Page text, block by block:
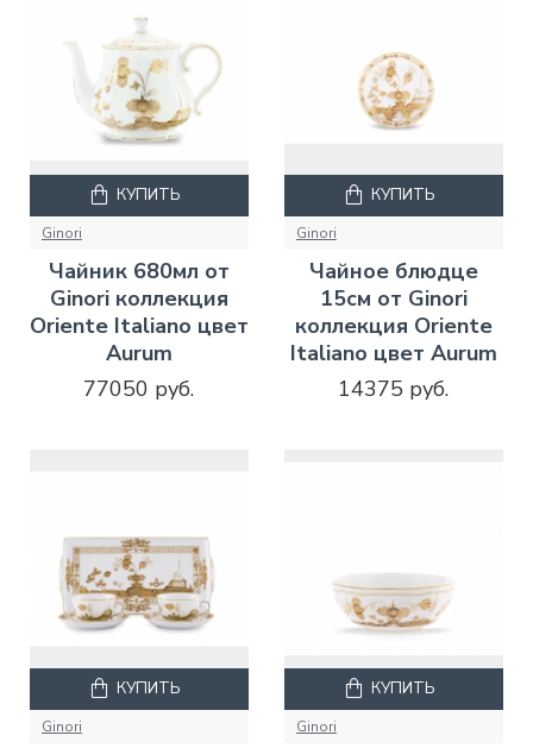
Ginori
Чайник 680мл от
Ginori коллекция
Oriente Italiano цвет
Aurum
77050 руб.
КУПИТЬ
Ginori
Чайное блюдце
15см от Ginori
коллекция Oriente
Italiano цвет Aurum
14375 руб.
КУПИТЬ
Ginori
КУПИТЬ
Ginori
КУПИТЬ